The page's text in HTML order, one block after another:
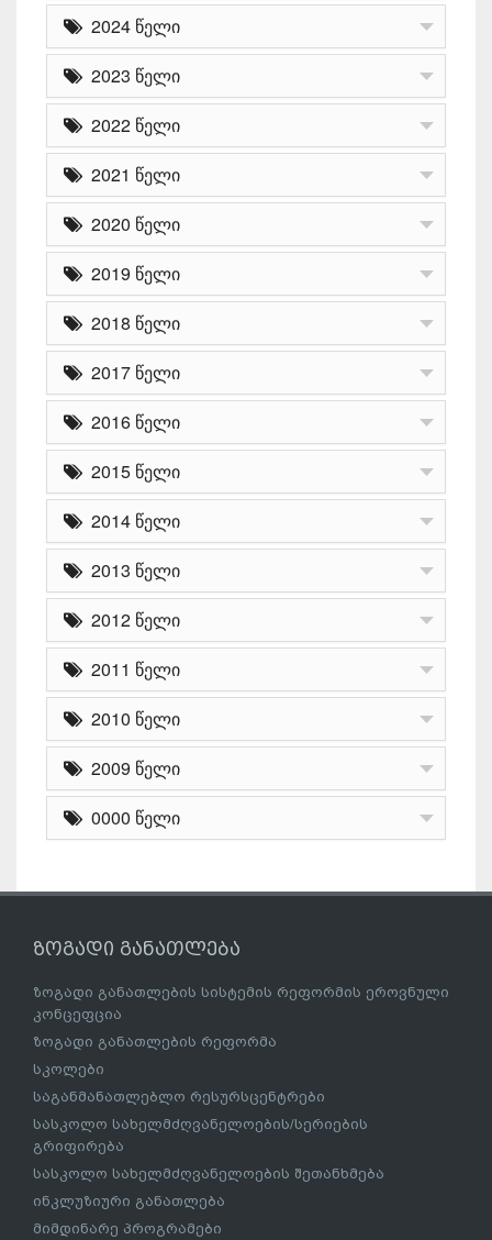
2024 წელი
2023 წელი
2022 წელი
2021 წელი
2020 წელი
2019 წელი
2018 წელი
2017 წელი
2016 წელი
2015 წელი
2014 წელი
2013 წელი
2012 წელი
2011 წელი
2010 წელი
2009 წელი
0000 წელი
ზოგადი განათლება
ზოგადი განათლების სისტემის რეფორმის ეროვნული
კონცეფცია
ზოგადი განათლების რეფორმა
სკოლები
საგანმანათლებლო რესურსცენტრები
სასკოლო სახელმძღვანელოების/სერიების
გრიფირება
სასკოლო სახელმძღვანელოების შეთანხმება
ინკლუზიური განათლება
მიმდინარე პროგრამები